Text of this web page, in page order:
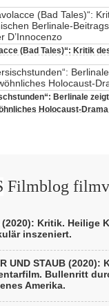
(Bad Tales)“: Kritik
Beitrags der Brüder
2020,2 Comments
Berlinale zeigt
Holocaust-Drama
Filmblog
(2020): Kritik. Heilige
inszeniert.
UND STAUB (2020):
Bullenritt
Amerika.